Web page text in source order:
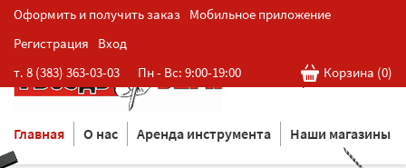
Оформить и получить заказ Мобильное приложение
Регистрация
Вход
т. 8 (383) 363-03-03
Пн - Вс: 9:00-19:00 Корзина (0)
Розничная cеть магазинов
в Новосибирске
Главная О нас Аренда инструмента Наши магазины